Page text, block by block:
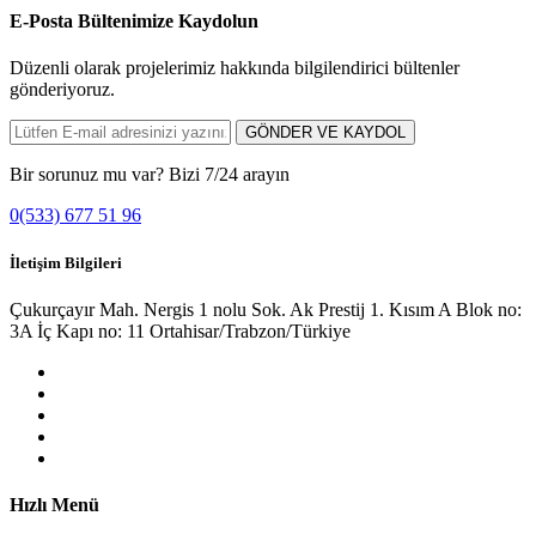
E-Posta Bültenimize Kaydolun
Düzenli olarak projelerimiz hakkında bilgilendirici bültenler
gönderiyoruz.
GÖNDER VE KAYDOL
Bir sorunuz mu var? Bizi 7/24 arayın
0(533) 677 51 96
İletişim Bilgileri
Çukurçayır Mah. Nergis 1 nolu Sok. Ak Prestij 1. Kısım A Blok no:
3A İç Kapı no: 11 Ortahisar/Trabzon/Türkiye
Hızlı Menü